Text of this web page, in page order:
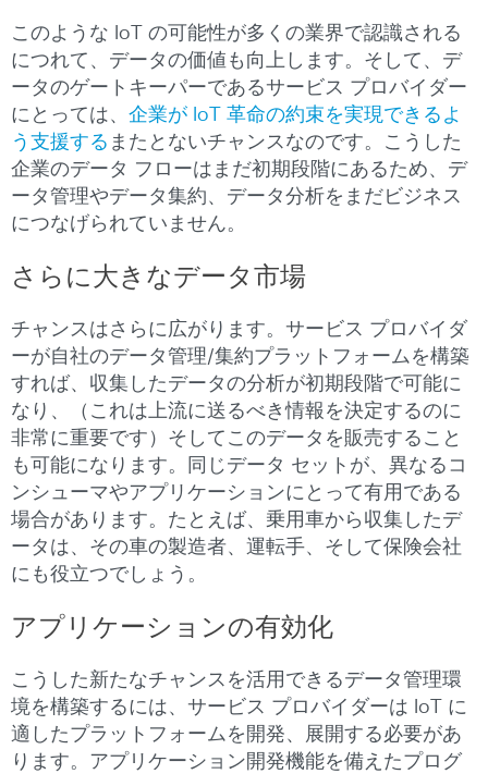
このような IoT の可能性が多くの業界で認識される
につれて、データの価値も向上します。そして、デ
ータのゲートキーパーであるサービス プロバイダー
にとっては、 企業が IoT 革命の約束を実現できるよ
う支援する またとないチャンスなのです。こうした
企業のデータ フローはまだ初期段階にあるため、デ
ータ管理やデータ集約、データ分析をまだビジネス
につなげられていません。
さらに大きなデータ市場
チャンスはさらに広がります。サービス プロバイダ
ーが自社のデータ管理/集約プラットフォームを構築
すれば、収集したデータの分析が初期段階で可能に
なり、（これは上流に送るべき情報を決定するのに
非常に重要です）そしてこのデータを販売すること
も可能になります。同じデータ セットが、異なるコ
ンシューマやアプリケーションにとって有用である
場合があります。たとえば、乗用車から収集したデ
ータは、その車の製造者、運転手、そして保険会社
にも役立つでしょう。
アプリケーションの有効化
こうした新たなチャンスを活用できるデータ管理環
境を構築するには、サービス プロバイダーは IoT に
適したプラットフォームを開発、展開する必要があ
ります。アプリケーション開発機能を備えたプログ